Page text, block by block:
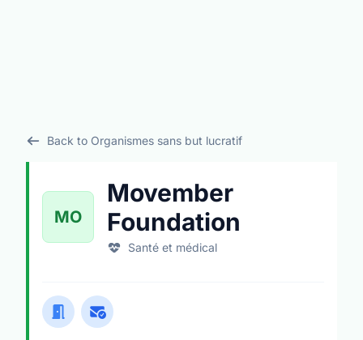
Back to Organismes sans but lucratif
MO
Movember
Foundation
Santé et médical